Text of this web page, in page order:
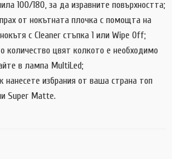
100/180, за да изравните повърхността;
от нокътната плочка с помощта на
с Cleaner стъпка 1 или Wipe Off;
количество цвят колкото е необходимо
в лампа MultiLed;
нанесете избрания от ваша страна топ
Super Matte.